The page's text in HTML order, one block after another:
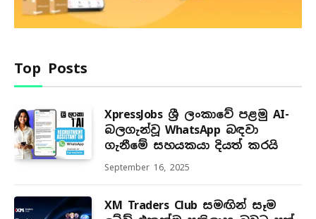
Top Posts
XpressJobs ශ්‍රී ලංකාවේ පළමු AI-
බලගැන්වූ WhatsApp බඳවා
ගැනීමේ සහයකයා දියත් කරයි
September 16, 2025
XM Traders Club සමඟින් සෑම